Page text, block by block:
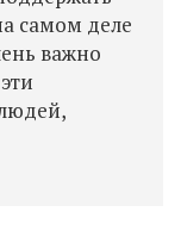
самом деле
важно